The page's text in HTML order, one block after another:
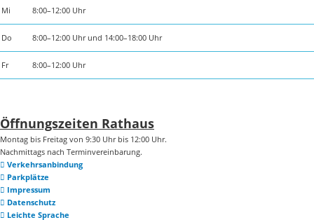
Mi 8:00–12:00 Uhr
Do 8:00–12:00 Uhr und 14:00–18:00 Uhr
Fr 8:00–12:00 Uhr
Öffnungszeiten Rathaus
Montag bis Freitag von 9:30 Uhr bis 12:00 Uhr.
Nachmittags nach Terminvereinbarung.
Verkehrsanbindung
Parkplätze
Impressum
Datenschutz
Leichte Sprache